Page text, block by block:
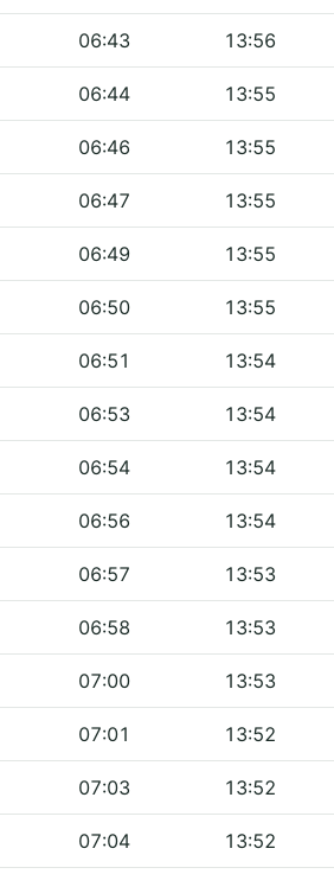
06:43 13:56
06:44 13:55
06:46 13:55
06:47 13:55
06:49 13:55
06:50 13:55
06:51 13:54
06:53 13:54
06:54 13:54
06:56 13:54
06:57 13:53
06:58 13:53
07:00 13:53
07:01 13:52
07:03 13:52
07:04 13:52